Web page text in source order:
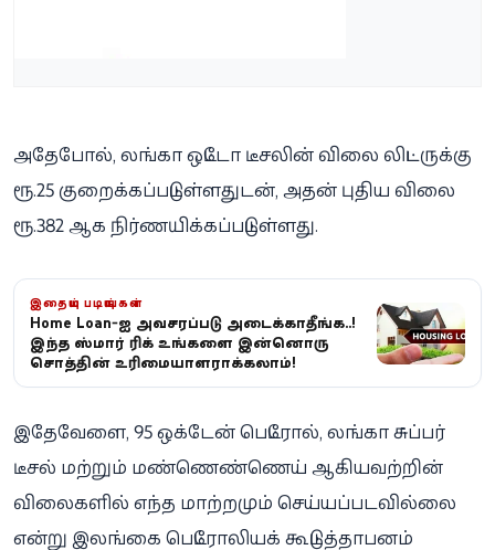
அதேபோல், லங்கா ஒட்டோ டீசலின் விலை லிட்டருக்கு
ரூ.25 குறைக்கப்பட்டுள்ளதுடன், அதன் புதிய விலை
ரூ.382 ஆக நிர்ணயிக்கப்பட்டுள்ளது.
இதையும் படியுங்கள்
Home Loan-ஐ அவசரப்பட்டு அடைக்காதீங்க..!
இந்த ஸ்மார்ட் ட்ரிக் உங்களை இன்னொரு
சொத்தின் உரிமையாளராக்கலாம்!
இதேவேளை, 95 ஒக்டேன் பெட்ரோல், லங்கா சுப்பர்
டீசல் மற்றும் மண்ணெண்ணெய் ஆகியவற்றின்
விலைகளில் எந்த மாற்றமும் செய்யப்படவில்லை
என்று இலங்கை பெட்ரோலியக் கூட்டுத்தாபனம்